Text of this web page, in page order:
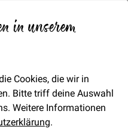
in unserem
Cookies, die wir in
Bitte triff deine Auswahl
Weitere Informationen
.